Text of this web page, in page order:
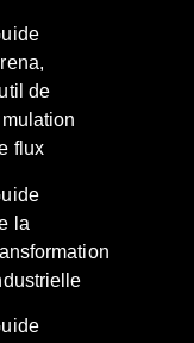
de
flux
la